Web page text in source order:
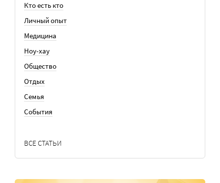
Кто есть кто
Личный опыт
Медицина
Ноу-хау
Общество
Отдых
Семья
События
ВСЕ СТАТЬИ